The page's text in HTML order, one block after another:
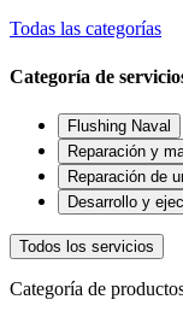
Todas las categorías
Categoría de
Flushing Naval
Reparación y
Reparación de
Todos los servicios
Categoría de